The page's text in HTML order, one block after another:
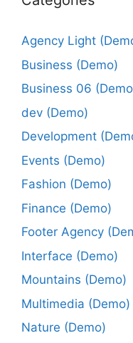
Agency Light
Business (Demo)
Business 06
dev (Demo)
Development
Events (Demo)
Fashion (Demo)
Finance (Demo)
Footer Agency
Interface (Demo)
Mountains (Demo)
Multimedia (Demo)
Nature (Demo)